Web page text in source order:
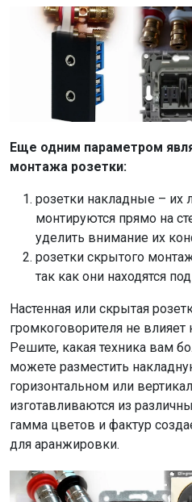
Еще одним параметром
монтажа розетки:
розетки накладные – их
монтируются прямо на
уделить внимание их
розетки скрытого
так как они находятся
Настенная или скрытая
громкоговорителя не влияет
Решите, какая техника вам
можете разместить
горизонтальном или
изготавливаются из
гамма цветов и фактур
для аранжировки.